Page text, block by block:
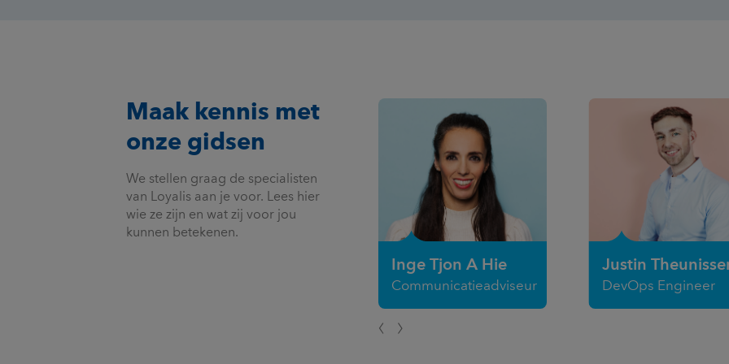
Maak kennis met
onze gidsen
We stellen graag de specialisten
van Loyalis aan je voor. Lees hier
wie ze zijn en wat zij voor jou
kunnen betekenen.
Inge Tjon A Hie
Communicatieadviseur
Justin
DevOps Engineer